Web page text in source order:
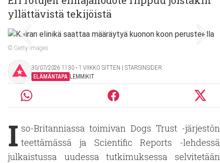
yllättävistä tekijöistä
© Getty Images
30/07/2026 11:30 ‧ 1 VIIKKO SITTEN | STARSINSIDER
ELÄMÄNTAPA LEMMIKIT
I so-Britanniassa toimivan Dogs Trust -järjestön
teettämässä ja Scientific Reports -lehdessä
julkaistussa uudessa tutkimuksessa selvitetään